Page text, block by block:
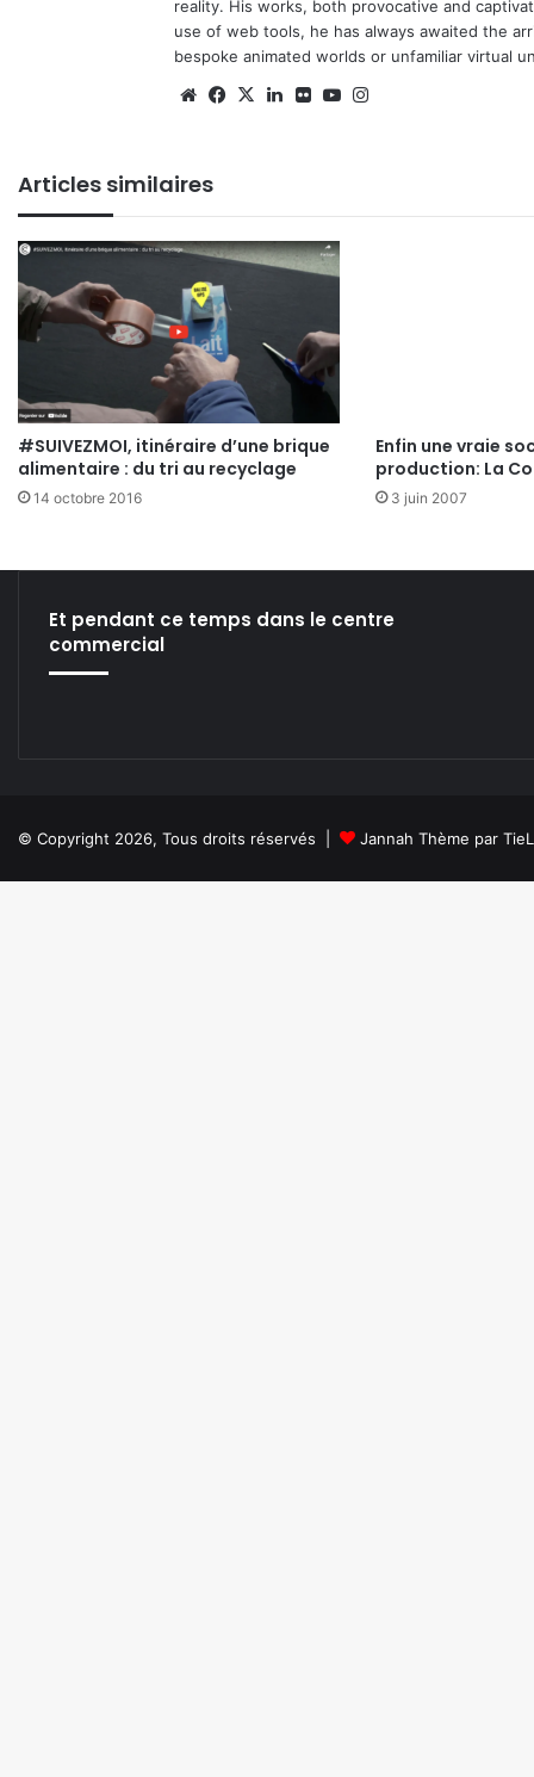
reality. His works, both provocative and
use of web tools, he has always awaited the
bespoke animated worlds or unfamiliar virtual
WebsiteFacebook
X Linkedin
FlickrYouTube
Articles similaires
#SUIVEZMOI, itinéraire d’une brique
alimentaire : du tri au recyclage
14 octobre 2016
Enfin une vraie
production: La
3 juin 2007
Et pendant ce temps dans le centre
commercial
© Copyright 2026, Tous droits réservés | Jannah Thème par